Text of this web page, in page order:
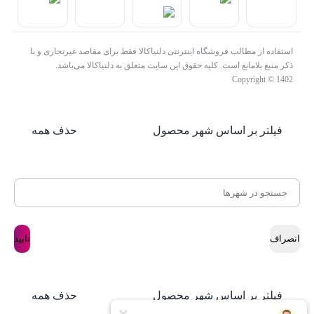
استفاده از مطالب فروشگاه اینترنتی دلنیاکالا فقط برای مقاصد غیرتجاری و با
ذکر منبع بلامانع است. کلیه حقوق این سایت متعلق به دلنیاکالا می‌باشد.
Copyright © 1402
فیلتر بر اساس شهر محصول حذف همه
انصراف تایید
فیلتر بر اساس شهر محصول حذف همه